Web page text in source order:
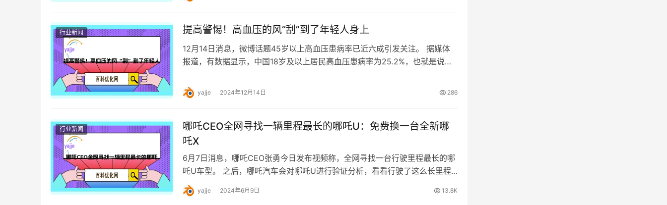
行业新闻 提高警惕！高血压的风“刮”到了年轻人身上
12月14日消息，微博话题45岁以上高血压患病率已近六成引发关注。 据媒体
报道，有数据显示，中国18岁及以上居民高血压患病率为25.2%，也就是说，
yajje 2024年12月14日 286
行业新闻
哪吒CEO全网寻找一辆里程最长的哪吒U：免费换一台全新哪
吒X
6月7日消息，哪吒CEO张勇今日发布视频称，全网寻找一台行驶里程最长的哪
吒U车型。 之后，哪吒汽车会对哪吒U进行验证分析，看看行驶了这么长里程
的哪吒U，在核心零部件和结构上，会有怎…
yajje 2024年6月9日 13.8K